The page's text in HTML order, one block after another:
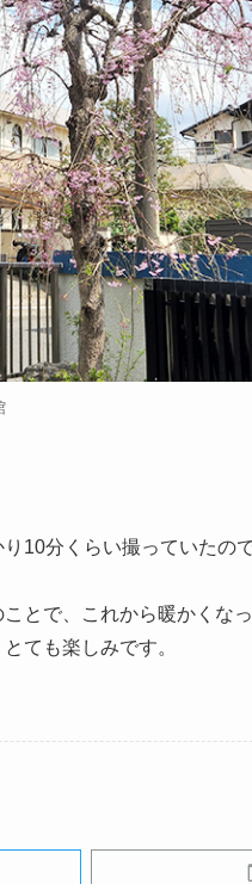
10分くらい撮っていたの
とで、これから暖かくな
ても楽しみです。